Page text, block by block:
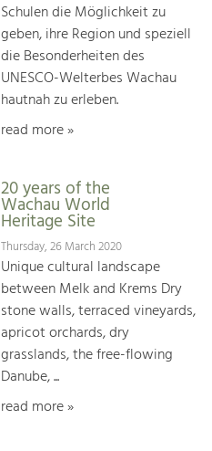
Schulen die Möglichkeit zu
geben, ihre Region und speziell
die Besonderheiten des
UNESCO-Welterbes Wachau
hautnah zu erleben.
read more »
20 years of the
Wachau World
Heritage Site
Thursday, 26 March 2020
Unique cultural landscape
between Melk and Krems Dry
stone walls, terraced vineyards,
apricot orchards, dry
grasslands, the free-flowing
Danube, ...
read more »